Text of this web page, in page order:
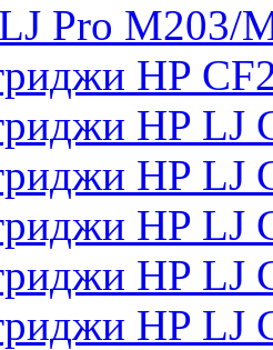
Pro M203/
HP
HP LJ
HP LJ
HP LJ
HP LJ
HP LJ